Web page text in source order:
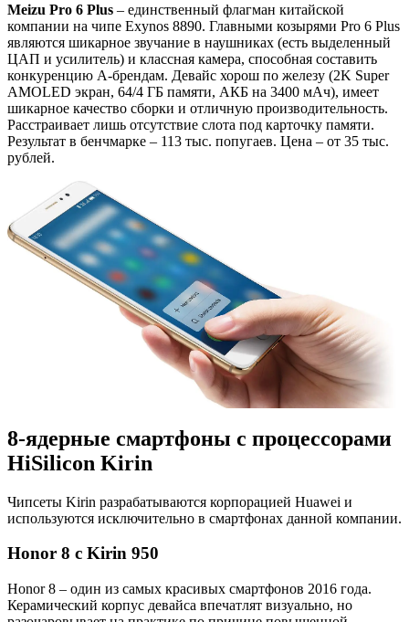
Meizu Pro 6 Plus – единственный флагман китайской
компании на чипе Exynos 8890. Главными козырями Pro 6 Plus
являются шикарное звучание в наушниках (есть выделенный
ЦАП и усилитель) и классная камера, способная составить
конкуренцию А-брендам. Девайс хорош по железу (2K Super
AMOLED экран, 64/4 ГБ памяти, АКБ на 3400 мАч), имеет
шикарное качество сборки и отличную производительность.
Расстраивает лишь отсутствие слота под карточку памяти.
Результат в бенчмарке – 113 тыс. попугаев. Цена – от 35 тыс.
рублей.
8-ядерные смартфоны с процессорами
HiSilicon Kirin
Чипсеты Kirin разрабатываются корпорацией Huawei и
используются исключительно в смартфонах данной компании.
Honor 8 с Kirin 950
Honor 8 – один из самых красивых смартфонов 2016 года.
Керамический корпус девайса впечатлят визуально, но